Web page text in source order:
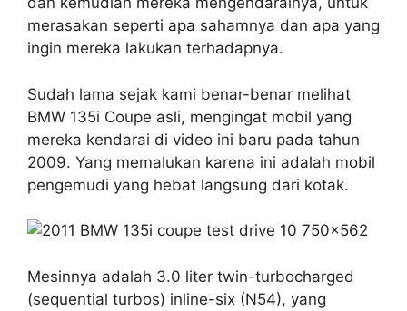
merasakan seperti apa sahamnya dan apa yang
ingin mereka lakukan terhadapnya.
Sudah lama sejak kami benar-benar melihat
BMW 135i Coupe asli, mengingat mobil yang
mereka kendarai di video ini baru pada tahun
2009. Yang memalukan karena ini adalah mobil
pengemudi yang hebat langsung dari kotak.
Mesinnya adalah 3.0 liter twin-turbocharged
(sequential turbos) inline-six (N54), yang